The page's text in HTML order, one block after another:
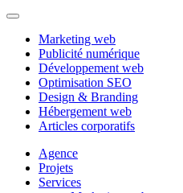
Marketing web
Publicité numérique
Développement web
Optimisation SEO
Design & Branding
Hébergement web
Articles corporatifs
Agence
Projets
Services